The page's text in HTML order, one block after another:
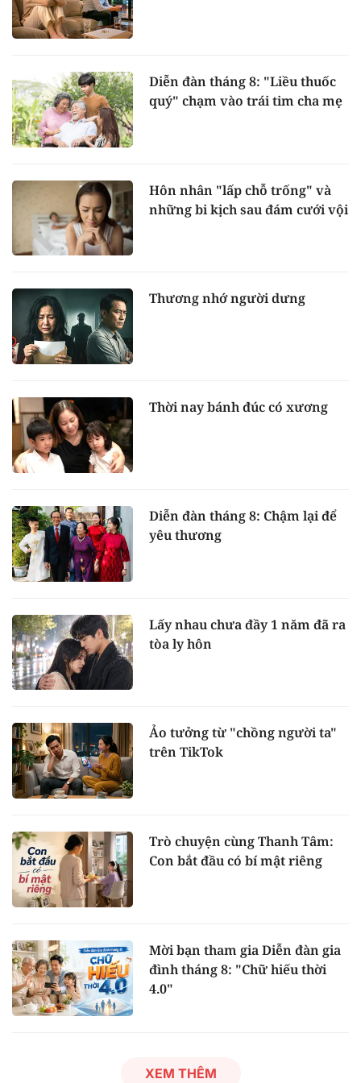
Diễn đàn tháng 8: "Liều thuốc
quý" chạm vào trái tim cha mẹ
Hôn nhân "lấp chỗ trống" và
những bi kịch sau đám cưới vội
Thương nhớ người dưng
Thời nay bánh đúc có xương
Diễn đàn tháng 8: Chậm lại để
yêu thương
Lấy nhau chưa đầy 1 năm đã ra
tòa ly hôn
Ảo tưởng từ "chồng người ta"
trên TikTok
Trò chuyện cùng Thanh Tâm:
Con bắt đầu có bí mật riêng
Mời bạn tham gia Diễn đàn gia
đình tháng 8: "Chữ hiếu thời
4.0"
XEM THÊM